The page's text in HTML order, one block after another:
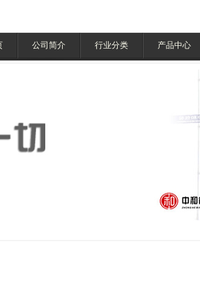
公司简介 行业分类 产品中心